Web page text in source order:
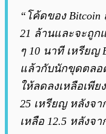
“โค้ดของ
21 ล้านและจะถูก
ๆ 10 นาที เหรียญ
แล้วกับนักขุดตลอ
ให้ลดลงเหลือเพีย
25 เหรียญ หลังจ
เหลือ 12.5 หลังจ